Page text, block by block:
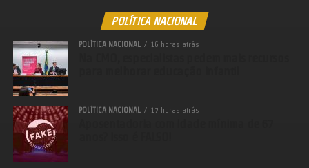
POLÍTICA NACIONAL
POLÍTICA NACIONAL 16 horas atrás
POLÍTICA NACIONAL 17 horas atrás